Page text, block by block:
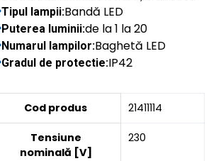
Tipul lampii:Bandă LED
Puterea luminii:de la 1 la 20
Numarul lampilor:Baghetă LED
Gradul de protectie:IP42
Cod produs 21411114
Tensiune
nominală [V]
230